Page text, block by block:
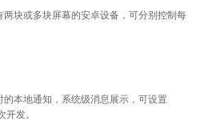
块或多块屏幕的安卓设备，可分别控制每
本地通知，系统级消息展示，可设置
发。